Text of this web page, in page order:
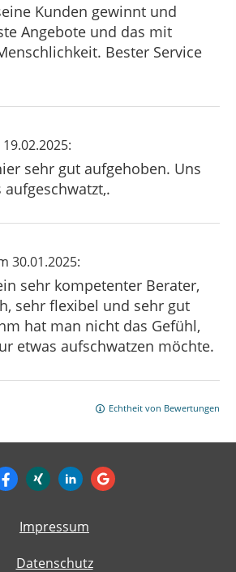
Kunden gewinnt und
Angebote und das mit
Bester Service
sehr gut aufgehoben. Uns
30.01.2025:
sehr kompetenter Berater,
sehr flexibel und sehr gut
hat man nicht das Gefühl,
etwas aufschwatzen möchte.
Echtheit von Bewertungen
Impressum
Datenschutz